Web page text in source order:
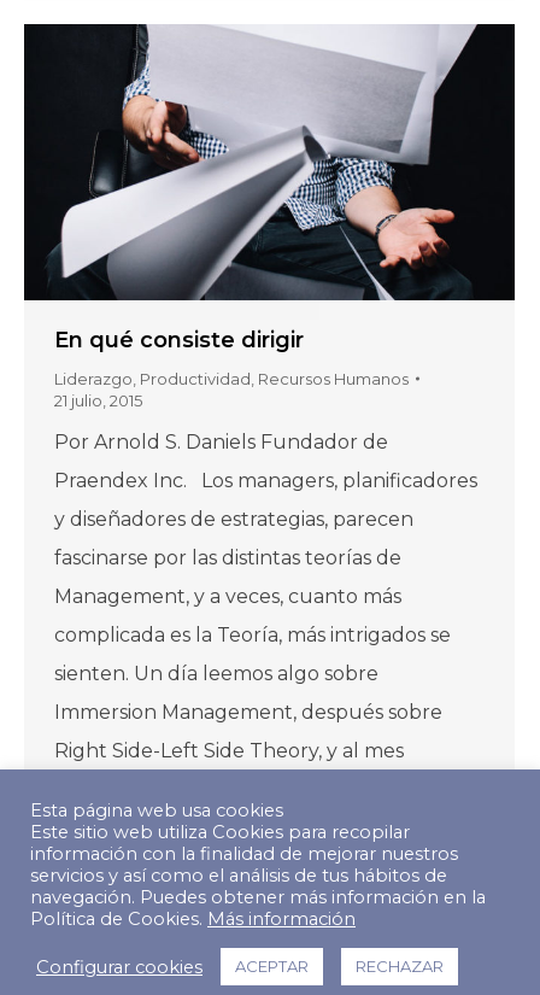
En qué consiste dirigir
Liderazgo Productividad Recursos Humanos
21 julio, 2015
Por Arnold S. Daniels Fundador de
Praendex Inc. Los managers, planificadores
y diseñadores de estrategias, parecen
fascinarse por las distintas teorías de
Management, y a veces, cuanto más
complicada es la Teoría, más intrigados se
sienten. Un día leemos algo sobre
Immersion Management, después sobre
Right Side-Left Side Theory, y al mes
© Copyright 2022 The Predictive Index. Todos los derechos
reservados.
Esta página web usa cookies
Este sitio web utiliza Cookies para recopilar
información con la finalidad de mejorar nuestros
servicios y así como el análisis de tus hábitos de
navegación. Puedes obtener más información en la
Política de Cookies. Más información
Configurar cookies ACEPTAR RECHAZAR